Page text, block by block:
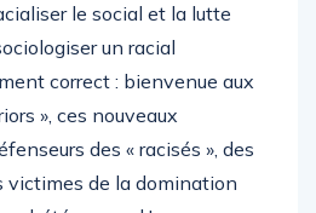
le social et la lutte
un racial
correct : bienvenue aux
», ces nouveaux
des « racisés », des
victimes de la domination